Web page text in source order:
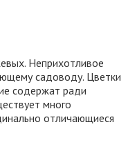
Неприхотливое
садоводу. Цветки
содержат ради
много
отличающиеся